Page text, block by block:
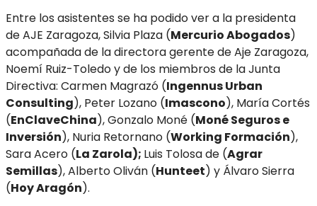
Entre los asistentes se ha podido ver a la presidenta
de AJE Zaragoza, Silvia Plaza (Mercurio Abogados)
acompañada de la directora gerente de Aje Zaragoza,
Noemí Ruiz-Toledo y de los miembros de la Junta
Directiva: Carmen Magrazó (Ingennus Urban
Consulting), Peter Lozano (Imascono), María Cortés
(EnClaveChina), Gonzalo Moné (Moné Seguros e
Inversión), Nuria Retornano (Working Formación),
Sara Acero (La Zarola); Luis Tolosa de (Agrar
Semillas), Alberto Oliván (Hunteet) y Álvaro Sierra
(Hoy Aragón).